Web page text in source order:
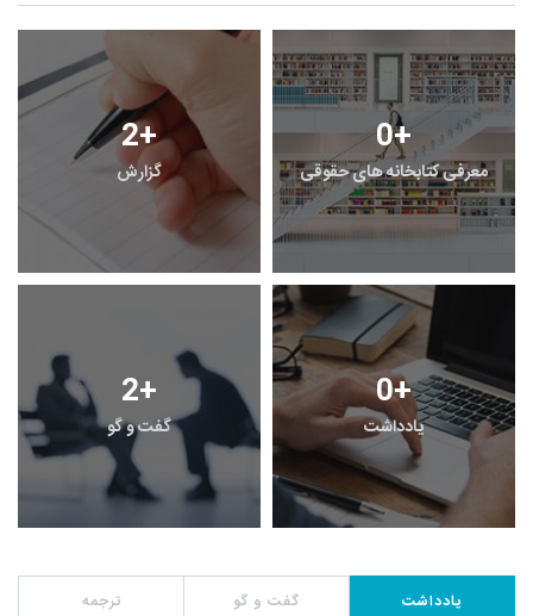
2+
گزارش
0+
معرفی کتابخانه های حقوقی
2+
گفت و گو
0+
یادداشت
یادداشت گفت و گو ترجمه